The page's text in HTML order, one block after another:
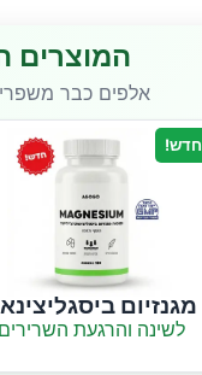
המוצרים
אלפים כבר
חדש!
מגנזיום
לשינה והרגעת השרירים